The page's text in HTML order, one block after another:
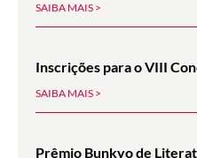
SAIBA MAIS >
Inscrições para o VIII
SAIBA MAIS >
Prêmio Bunkyo de